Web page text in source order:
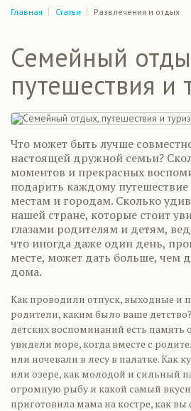
Главная Статьи Развлечения и отдых
Семейный
путешествия и
Что может быть лучше
настоящей дружной семьи?
моментов и прекрасных
подарить каждому
местам и городам. Сколько
нашей стране, которые стоит
глазами родителям и детям,
что иногда даже один день,
месте, может дать больше, чем
дома.
Как проводили отпуск, выходные и
родители, каким было ваше
детских воспоминаний есть память
увидели море, когда вместе с
или ночевали в лесу в палатке. Как
или озере, как молодой и сильный
огромную рыбу и какой самый
приготовила мама на костре, как